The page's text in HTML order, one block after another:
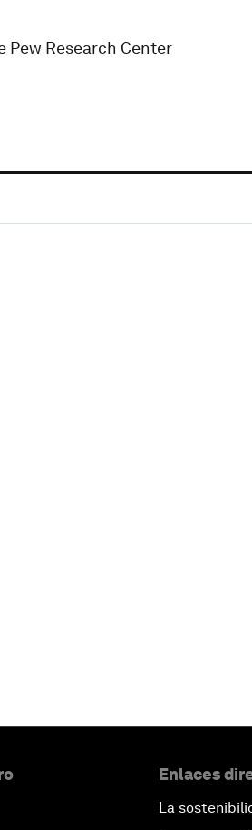
Pew Research Center
Enlaces
La